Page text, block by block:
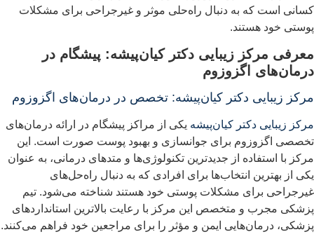
است که به دنبال راه‌حلی موثر و غیرجراحی برای مشکلات
خود هستند.
مرکز زیبایی دکتر کیان‌پیشه: پیشگام در
اگزوزوم
زیبایی دکتر کیان‌پیشه: تخصص در درمان‌های اگزوزوم
زیبایی دکتر کیان‌پیشهیکی از مراکز پیشگام در ارائه درمان‌های
اگزوزوم برای جوانسازی و بهبود پوست صورت است. این
با استفاده از جدیدترین تکنولوژی‌ها و متدهای درمانی، به عنوان
از بهترین انتخاب‌ها برای افرادی که به دنبال راه‌حل‌های
برای مشکلات پوستی خود هستند شناخته می‌شود. تیم
مجرب و متخصص این مرکز با رعایت بالاترین استانداردهای
درمان‌هایی ایمن و مؤثر را برای مراجعین خود فراهم می‌کنند.